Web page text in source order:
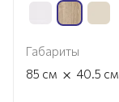
Габариты
85 см × 40.5 см